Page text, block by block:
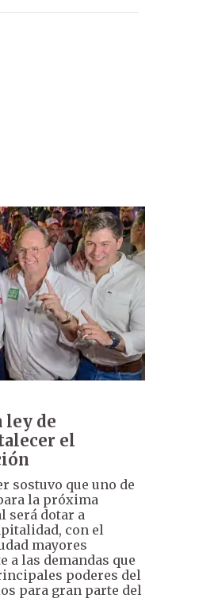
ley de
el
sostuvo que uno de
la próxima
será dotar a
con el
mayores
a las demandas que
poderes del
para gran parte del